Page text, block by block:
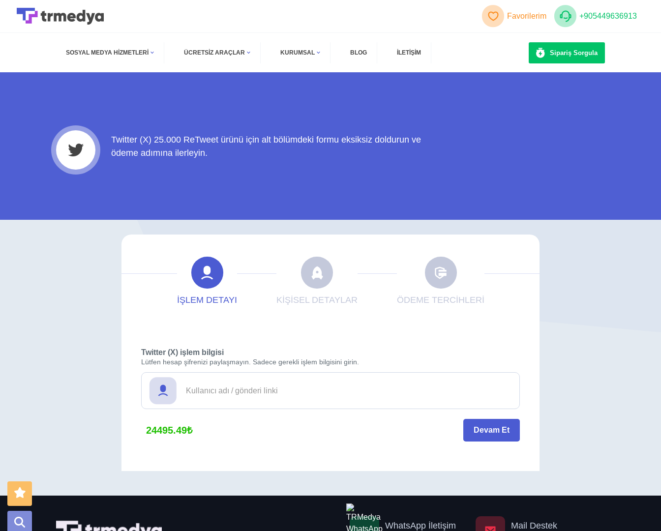
Favorilerim +905449636913
SOSYAL MEDYA HIZMETLERI ÜCRETSIZ ARAÇLAR KURUMSAL BLOG İLETİŞİM Sipariş Sorgula
Twitter (X) 25.000 ReTweet ürünü için alt bölümdeki formu eksiksiz doldurun ve
ödeme adımına ilerleyin.
İŞLEM DETAYI KİŞİSEL DETAYLAR ÖDEME TERCİHLERİ
Twitter (X) işlem bilgisi
Lütfen hesap şifrenizi paylaşmayın. Sadece gerekli işlem bilgisini girin.
24495.49₺ Devam Et
WhatsApp İletişim
Mail Destek